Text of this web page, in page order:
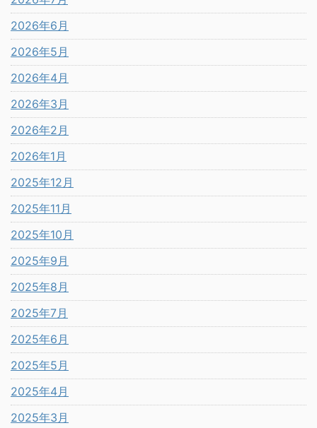
2026年6月
2026年5月
2026年4月
2026年3月
2026年2月
2026年1月
2025年12月
2025年11月
2025年10月
2025年9月
2025年8月
2025年7月
2025年6月
2025年5月
2025年4月
2025年3月